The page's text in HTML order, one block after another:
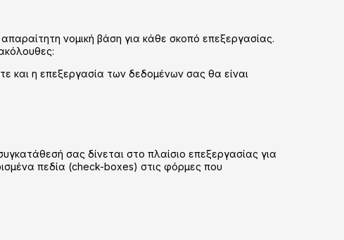
νομική βάση για κάθε σκοπό επεξεργασίας.
και η επεξεργασία των δεδομένων σας θα είναι
σας δίνεται στο πλαίσιο επεξεργασίας για
πεδία (check-boxes) στις φόρμες που